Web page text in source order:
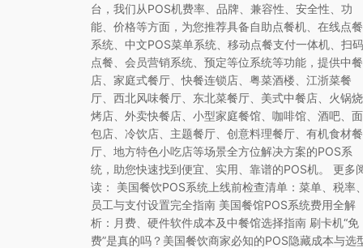
台，我们从POS机费率、品牌、兼容性、安全性、功
能、价格等方面，为您推荐具备自助点餐机、在线点餐
系统、中文POS菜单系统、移动点餐支付一体机、扫码
点餐、会员营销系统、预定等位系统等功能，提供中餐
店、家庭式餐厅、快餐连锁店、粤菜酒楼、江浙菜餐
厅、西北风味餐厅、东北菜餐厅、美式中餐店、火锅烧
烤店、外卖快餐店、小型家庭餐馆、咖啡馆、酒吧、面
包店、冷饮店、主题餐厅、创意料理餐厅、有机食材餐
厅、地方特色小吃店等场景全方位解决方案的POS系
统，助您快速找到便宜、实用、靠谱的POS机。 更多
读： 美国餐饮POS系统上线前检查清单：菜单、税率、
员工与支付设置完全指南 美国餐馆POS系统费用全解
析：月费、硬件软件成本及中餐馆选择指南 刷卡机“免
费”是真的吗？美国餐饮商家必知的POS隐藏成本与选